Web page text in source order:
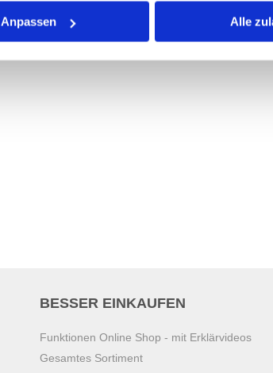
Anpassen Alle
BESSER EINKAUFEN
Funktionen Online Shop - mit Erklärvideos
Gesamtes Sortiment